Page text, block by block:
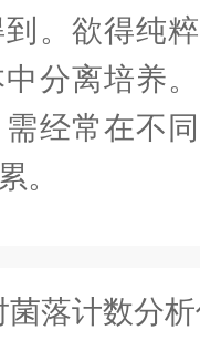
。欲得纯
分离培养
经常在不
。
菌落计数分